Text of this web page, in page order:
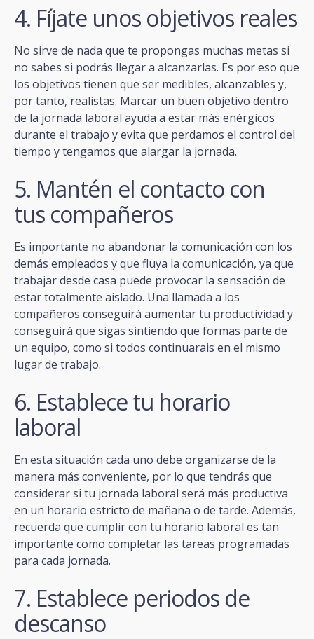
4. Fíjate unos objetivos reales
No sirve de nada que te propongas muchas metas si
no sabes si podrás llegar a alcanzarlas. Es por eso que
los objetivos tienen que ser medibles, alcanzables y,
por tanto, realistas. Marcar un buen objetivo dentro
de la jornada laboral ayuda a estar más enérgicos
durante el trabajo y evita que perdamos el control del
tiempo y tengamos que alargar la jornada.
5. Mantén el contacto con
tus compañeros
Es importante no abandonar la comunicación con los
demás empleados y que fluya la comunicación, ya que
trabajar desde casa puede provocar la sensación de
estar totalmente aislado. Una llamada a los
compañeros conseguirá aumentar tu productividad y
conseguirá que sigas sintiendo que formas parte de
un equipo, como si todos continuarais en el mismo
lugar de trabajo.
6. Establece tu horario
laboral
En esta situación cada uno debe organizarse de la
manera más conveniente, por lo que tendrás que
considerar si tu jornada laboral será más productiva
en un horario estricto de mañana o de tarde. Además,
recuerda que cumplir con tu horario laboral es tan
importante como completar las tareas programadas
para cada jornada.
7. Establece periodos de
descanso